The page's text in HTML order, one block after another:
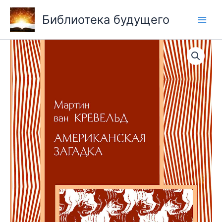
Перейти
содержимому
Библиотека будущего